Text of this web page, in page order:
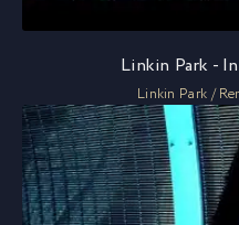
Linkin Park -
Linkin Park /